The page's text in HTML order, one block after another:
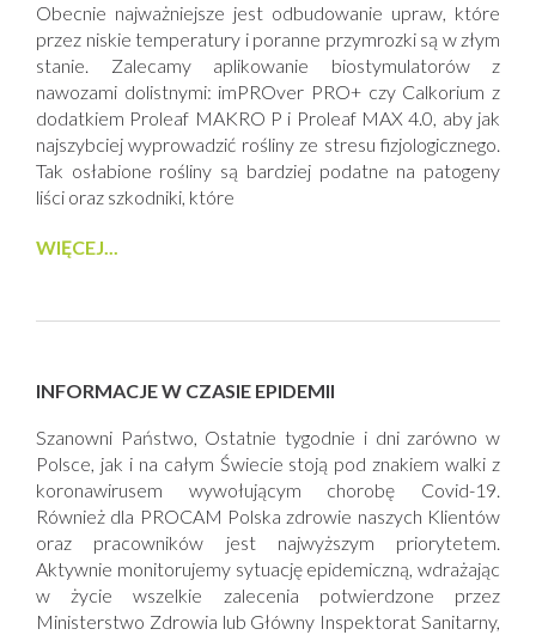
Obecnie najważniejsze jest odbudowanie upraw, które
przez niskie temperatury i poranne przymrozki są w złym
stanie. Zalecamy aplikowanie biostymulatorów z
nawozami dolistnymi: imPROver PRO+ czy Calkorium z
dodatkiem Proleaf MAKRO P i Proleaf MAX 4.0, aby jak
najszybciej wyprowadzić rośliny ze stresu fizjologicznego.
Tak osłabione rośliny są bardziej podatne na patogeny
liści oraz szkodniki, które
WIĘCEJ...
INFORMACJE W CZASIE EPIDEMII
Szanowni Państwo, Ostatnie tygodnie i dni zarówno w
Polsce, jak i na całym Świecie stoją pod znakiem walki z
koronawirusem wywołującym chorobę Covid-19.
Również dla PROCAM Polska zdrowie naszych Klientów
oraz pracowników jest najwyższym priorytetem.
Aktywnie monitorujemy sytuację epidemiczną, wdrażając
w życie wszelkie zalecenia potwierdzone przez
Ministerstwo Zdrowia lub Główny Inspektorat Sanitarny,